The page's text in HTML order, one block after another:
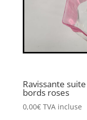
Ravissante
bords roses
0,00€ TVA incluse